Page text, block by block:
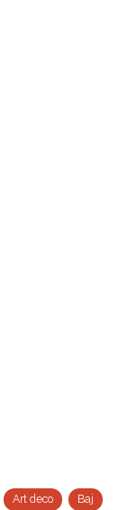
Art deco Baj